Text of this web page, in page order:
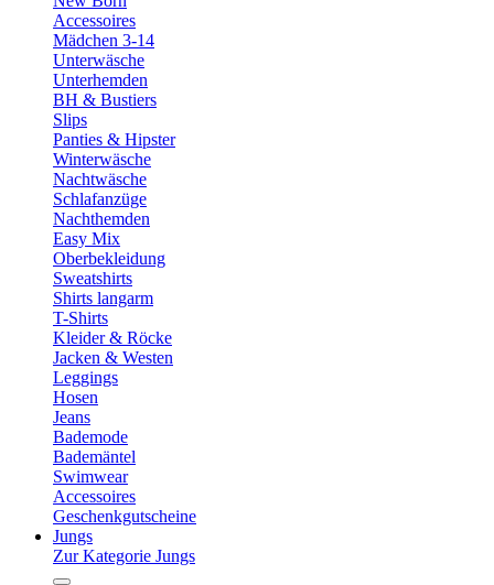
Accessoires
Mädchen 3-14
Unterwäsche
Unterhemden
BH & Bustiers
Slips
Panties & Hipster
Winterwäsche
Nachtwäsche
Schlafanzüge
Nachthemden
Easy Mix
Oberbekleidung
Sweatshirts
Shirts langarm
T-Shirts
Kleider & Röcke
Jacken & Westen
Leggings
Hosen
Jeans
Bademode
Bademäntel
Swimwear
Accessoires
Geschenkgutscheine
Jungs
Zur Kategorie Jungs